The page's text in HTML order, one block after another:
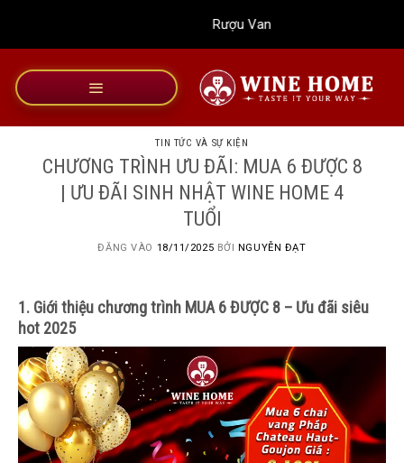
dung
Rượu Vang Wine Home
TIN TỨC VÀ SỰ KIỆN
CHƯƠNG TRÌNH ƯU ĐÃI: MUA 6 ĐƯỢC 8
| ƯU ĐÃI SINH NHẬT WINE HOME 4
TUỔI
ĐĂNG VÀO 18/11/2025 BỞI NGUYỄN ĐẠT
1. Giới thiệu chương trình MUA 6 ĐƯỢC 8 – Ưu đãi siêu
hot 2025